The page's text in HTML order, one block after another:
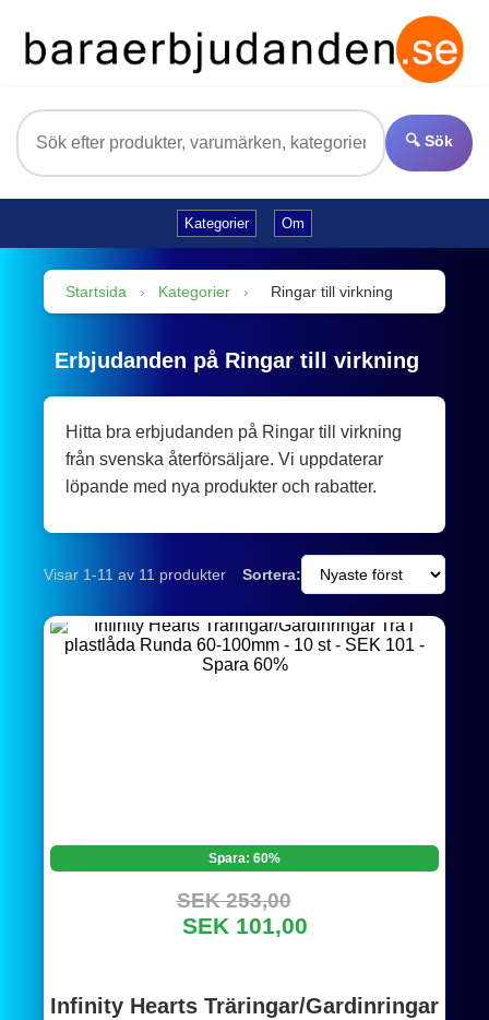
🔍 Sök
Kategorier Om
Startsida › Kategorier › Ringar till virkning
Erbjudanden på Ringar till virkning
Hitta bra erbjudanden på Ringar till virkning
från svenska återförsäljare. Vi uppdaterar
löpande med nya produkter och rabatter.
Visar 1-11 av 11 produkter Sortera:
Spara: 60%
SEK 253,00
SEK 101,00
Infinity Hearts Träringar/Gardinringar